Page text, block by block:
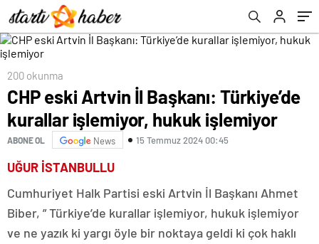
200 okunma
CHP eski Artvin İl Başkanı: Türkiye’de
kurallar işlemiyor, hukuk işlemiyor
ABONE OL News 15 Temmuz 2024 00:45
UĞUR İSTANBULLU
Cumhuriyet Halk Partisi eski Artvin İl Başkanı Ahmet
Biber, ” Türkiye’de kurallar işlemiyor, hukuk işlemiyor
ve ne yazık ki yargı öyle bir noktaya geldi ki çok haklı